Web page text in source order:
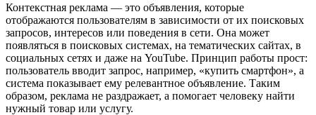
Контекстная реклама — это объявления, которые
отображаются пользователям в зависимости от их поисковых
запросов, интересов или поведения в сети. Она может
появляться в поисковых системах, на тематических сайтах, в
социальных сетях и даже на YouTube. Принцип работы прост:
пользователь вводит запрос, например, «купить смартфон», а
система показывает ему релевантное объявление. Таким
образом, реклама не раздражает, а помогает человеку найти
нужный товар или услугу.